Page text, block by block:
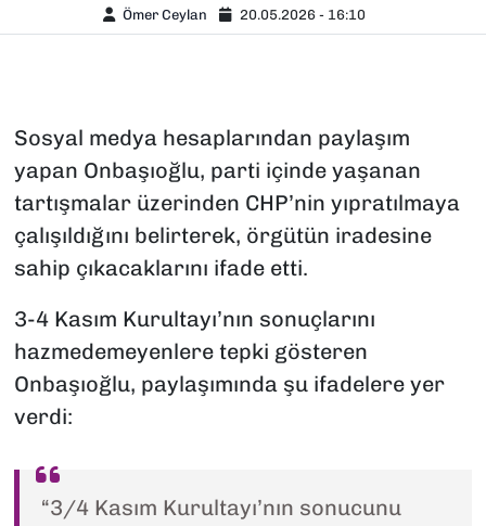
Ömer Ceylan 20.05.2026 - 16:10
Sosyal medya hesaplarından paylaşım
yapan Onbaşıoğlu, parti içinde yaşanan
tartışmalar üzerinden CHP’nin yıpratılmaya
çalışıldığını belirterek, örgütün iradesine
sahip çıkacaklarını ifade etti.
3-4 Kasım Kurultayı’nın sonuçlarını
hazmedemeyenlere tepki gösteren
Onbaşıoğlu, paylaşımında şu ifadelere yer
verdi:
“3/4 Kasım Kurultayı’nın sonucunu